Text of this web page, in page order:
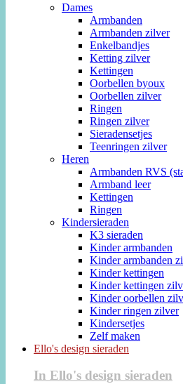
Dames
Armbanden
Armbanden zilver
Enkelbandjes
Ketting zilver
Kettingen
Oorbellen byoux
Oorbellen zilver
Ringen
Ringen zilver
Sieradensetjes
Teenringen zilver
Heren
Armbanden RVS
Armband leer
Kettingen
Ringen
Kindersieraden
K3 sieraden
Kinder armbanden
Kinder armbanden
Kinder kettingen
Kinder kettingen
Kinder oorbellen
Kinder ringen zilver
Kindersetjes
Zelf maken
Ello's design sieraden
In Ello's design sieraden